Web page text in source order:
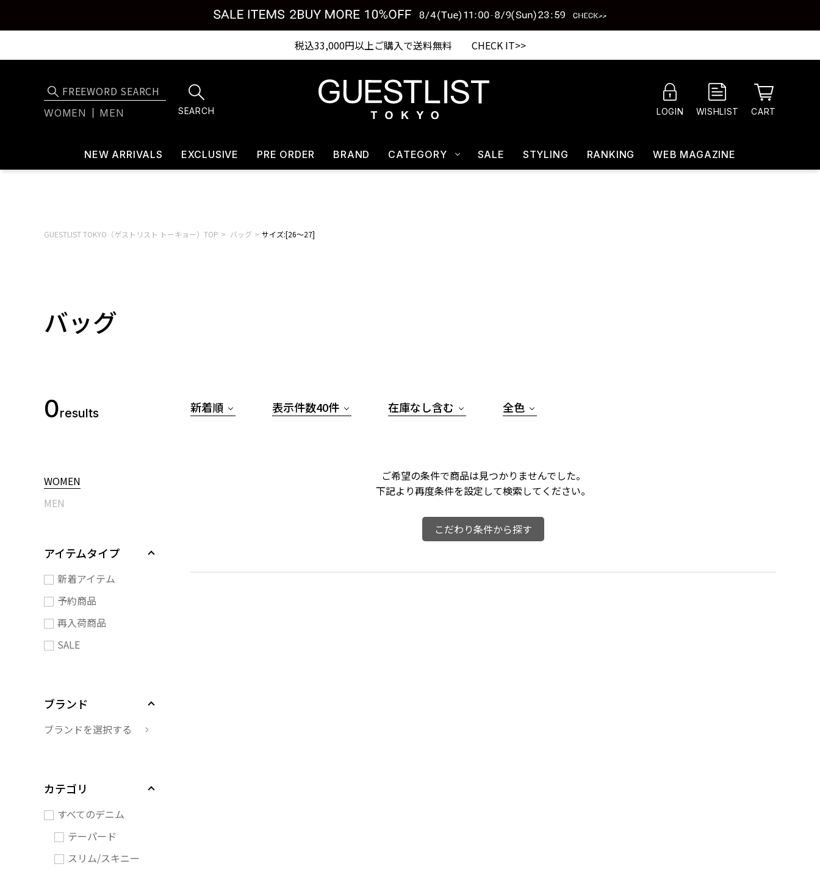
税込33,000円以上ご購入で送料無料 CHECK IT>>
WOMEN MEN SEARCH LOGIN WISHLIST CART
NEW ARRIVALS EXCLUSIVE PRE ORDER BRAND CATEGORY SALE STYLING RANKING WEB MAGAZINE
GUESTLIST TOKYO（ゲストリスト トーキョー）TOP バッグ サイズ:[26～27]
バッグ
0results
WOMEN
MEN
アイテムタイプ
新着アイテム
予約商品
再入荷商品
SALE
ブランド
ブランドを選択する
カテゴリ
すべてのデニム
テーパード
スリム/スキニー
新着順 表示件数40件 在庫なし含む 全色
ご希望の条件で商品は見つかりませんでした。
下記より再度条件を設定して検索してください。
こだわり条件から探す